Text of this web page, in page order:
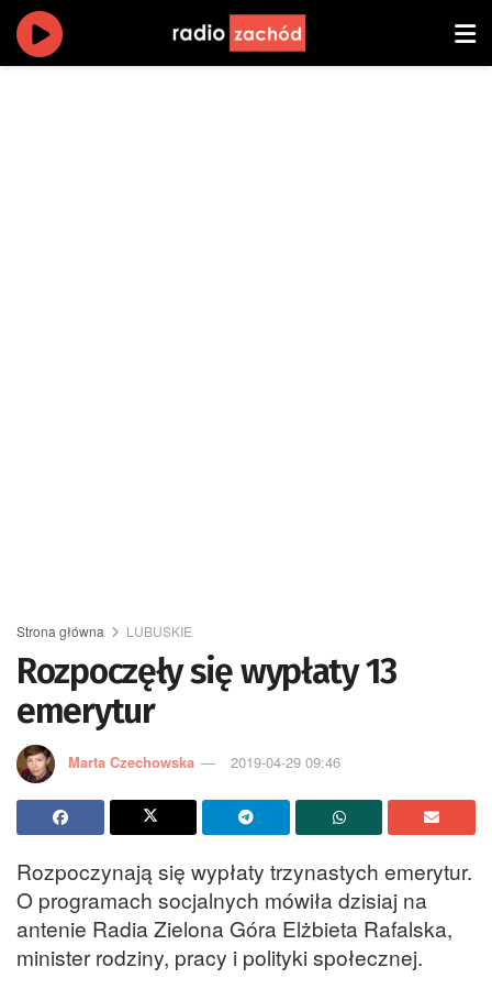
Strona główna LUBUSKIE
Rozpoczęły się wypłaty 13
emerytur
Marta Czechowska 2019-04-29 09:46
Rozpoczynają się wypłaty trzynastych emerytur.
O programach socjalnych mówiła dzisiaj na
antenie Radia Zielona Góra Elżbieta Rafalska,
minister rodziny, pracy i polityki społecznej.